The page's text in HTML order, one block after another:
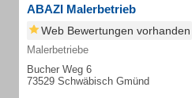
ABAZI Malerbetrieb
Web Bewertungen vorhanden
Malerbetriebe
Bucher Weg 6
73529 Schwäbisch Gmünd